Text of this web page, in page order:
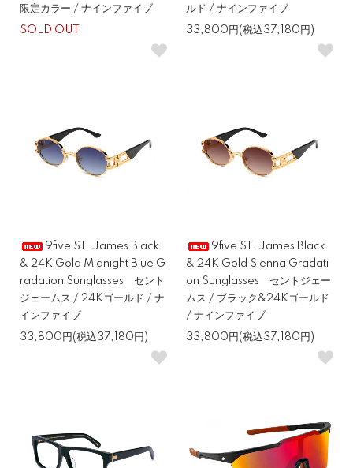
限定カラー / ナインファイブ
SOLD OUT
ルド / ナインファイブ
33,800円(税込37,180円)
9five ST. James Black
& 24K Gold Midnight Blue G
radation Sunglasses セント
ジェームス / 24Kゴールド / ナ
インファイブ
33,800円(税込37,180円)
9five ST. James Black
& 24K Gold Sienna Gradati
on Sunglasses セントジェー
ムス / ブラック&24Kゴールド
/ ナインファイブ
33,800円(税込37,180円)